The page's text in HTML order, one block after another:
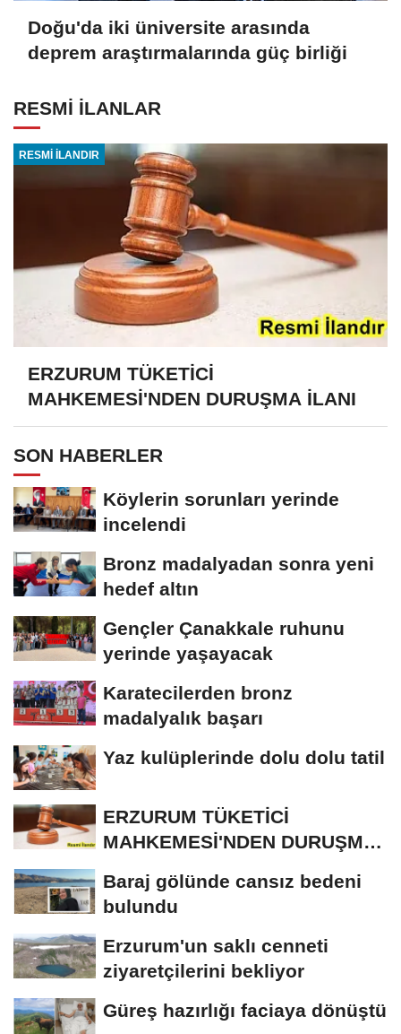
Doğu'da iki üniversite arasında
deprem araştırmalarında güç birliği
RESMİ İLANLAR
RESMİ İLANDIR
ERZURUM TÜKETİCİ
MAHKEMESİ'NDEN DURUŞMA İLANI
SON HABERLER
Köylerin sorunları yerinde
incelendi
Bronz madalyadan sonra yeni
hedef altın
Gençler Çanakkale ruhunu
yerinde yaşayacak
Karatecilerden bronz
madalyalık başarı
Yaz kulüplerinde dolu dolu tatil
ERZURUM TÜKETİCİ
MAHKEMESİ'NDEN DURUŞMA
Baraj gölünde cansız bedeni
bulundu
Erzurum'un saklı cenneti
ziyaretçilerini bekliyor
Güreş hazırlığı faciaya dönüştü